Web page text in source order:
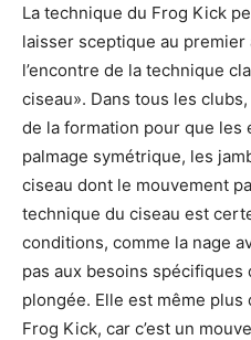
La technique du Frog Kick
laisser sceptique au premier
l’encontre de la technique
ciseau». Dans tous les
de la formation pour que les
palmage symétrique, les
ciseau dont le mouvement
technique du ciseau est
conditions, comme la nage
pas aux besoins
plongée. Elle est même
Frog Kick, car c’est un